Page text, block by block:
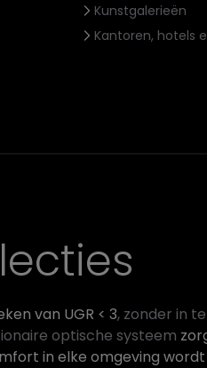
Kunstgalerieën
Kantoren, hotels
van UGR < 3, zonder in
optische systeem
in elke omgeving